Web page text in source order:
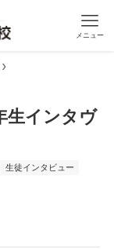
メニュー
生インタヴ
生徒インタビュー